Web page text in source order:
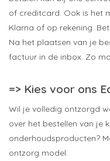
of creditcard. Ook is het
Klarna of op rekening.
Na het plaatsen van je
factuur in de inbox. Zo
=> Kies voor ons
Wil je volledig ontzorgd
over het bestellen van je
onderhoudsproducten?
ontzorg model.